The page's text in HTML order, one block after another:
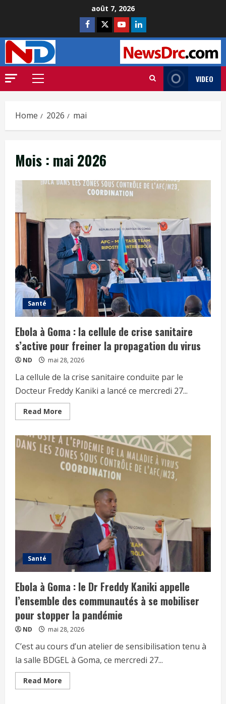
août 7, 2026
VIDEO
Home 2026 mai
Mois : mai 2026
Santé
Ebola à Goma : la cellule de crise sanitaire
s’active pour freiner la propagation du virus
ND mai 28, 2026
La cellule de la crise sanitaire conduite par le
Docteur Freddy Kaniki a lancé ce mercredi 27...
Read More
Santé
Ebola à Goma : le Dr Freddy Kaniki appelle
l’ensemble des communautés à se mobiliser
pour stopper la pandémie
ND mai 28, 2026
C’est au cours d’un atelier de sensibilisation tenu à
la salle BDGEL à Goma, ce mercredi 27...
Read More